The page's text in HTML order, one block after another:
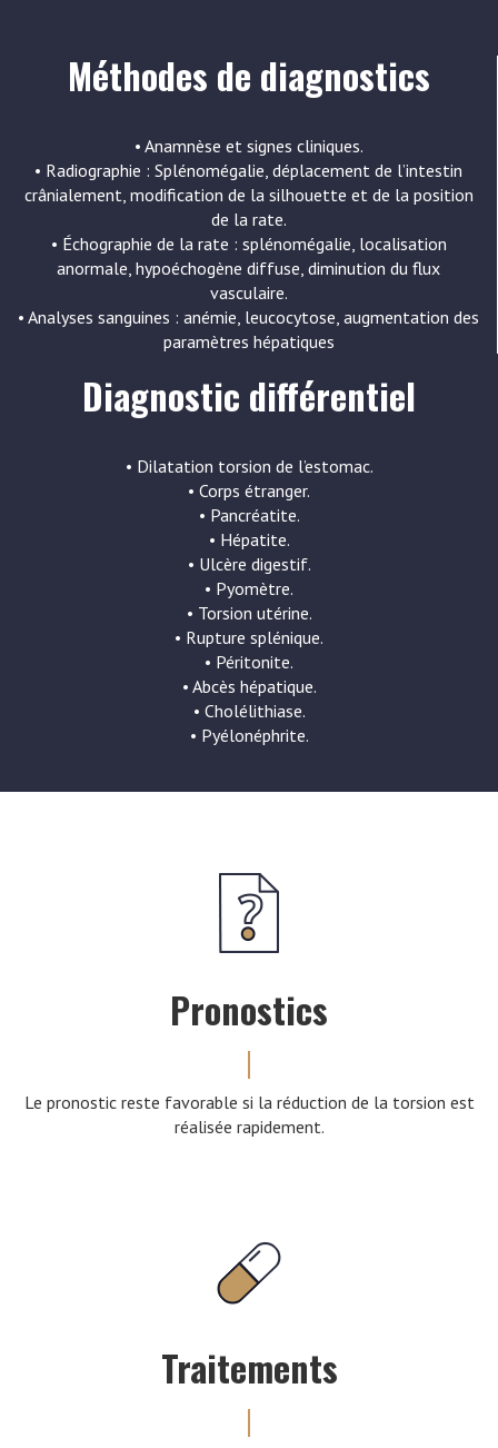
Méthodes de diagnostics
• Anamnèse et signes cliniques.
• Radiographie : Splénomégalie, déplacement de l’intestin
crânialement, modification de la silhouette et de la position
de la rate.
• Échographie de la rate : splénomégalie, localisation
anormale, hypoéchogène diffuse, diminution du flux
vasculaire.
• Analyses sanguines : anémie, leucocytose, augmentation des
paramètres hépatiques
Diagnostic différentiel
• Dilatation torsion de l’estomac.
• Corps étranger.
• Pancréatite.
• Hépatite.
• Ulcère digestif.
• Pyomètre.
• Torsion utérine.
• Rupture splénique.
• Péritonite.
• Abcès hépatique.
• Cholélithiase.
• Pyélonéphrite.
Pronostics
Le pronostic reste favorable si la réduction de la torsion est
réalisée rapidement.
Traitements